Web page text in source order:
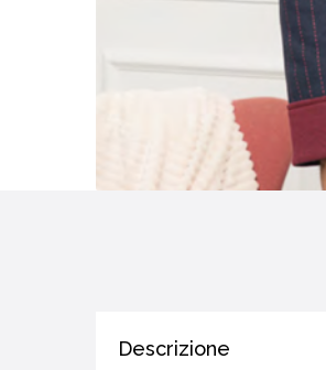
Descrizione